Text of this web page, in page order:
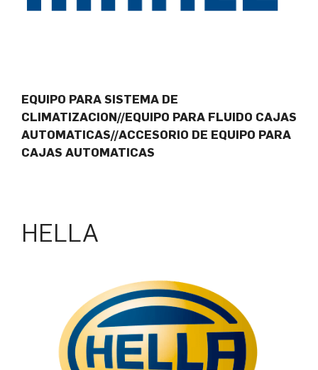
EQUIPO PARA SISTEMA DE
CLIMATIZACION//EQUIPO PARA FLUIDO CAJAS
AUTOMATICAS//ACCESORIO DE EQUIPO PARA
CAJAS AUTOMATICAS
HELLA